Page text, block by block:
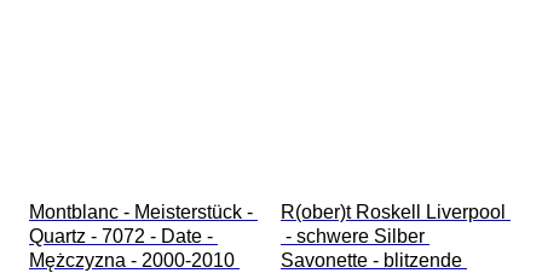
Montblanc - Meisterstück -
Quartz - 7072 - Date -
Mężczyzna - 2000-2010
R(ober)t Roskell Liverpool
- schwere Silber
Savonette - blitzende